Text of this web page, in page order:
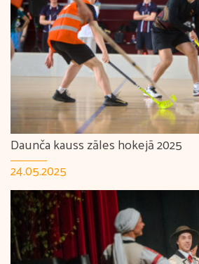
Daunča kauss zāles hokejā 2025
24.05.2025